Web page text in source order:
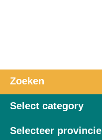
Zoeken
Select category
Selecteer provincie